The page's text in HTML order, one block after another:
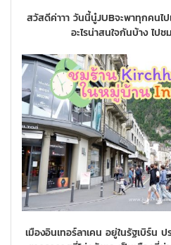
สวัสดีค่าาา วันนี้นู๋JUBจะพาทุกคนไ
อะไรน่าสนใจกันบ้าง ไป
เมืองอินเทอร์ลาเคน อยู่ในรัฐเบิร์น